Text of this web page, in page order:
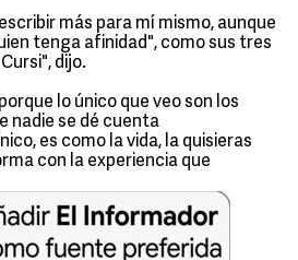
más para mí mismo, aunque
tenga afinidad", como sus tres
dijo.
lo único que veo son los
nadie se dé cuenta
es como la vida, la quisieras
con la experiencia que